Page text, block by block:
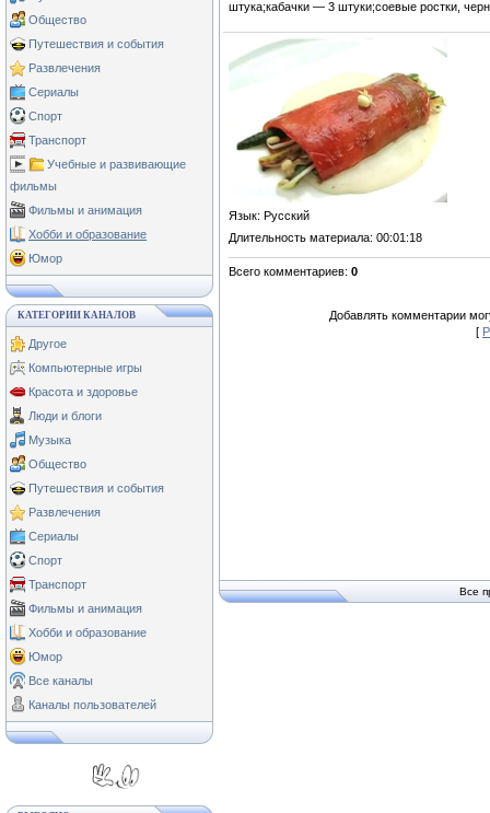
Общество
Путешествия и события
Развлечения
Сериалы
Спорт
Транспорт
Учебные и развивающие
фильмы
Фильмы и анимация
Хобби и образование
Юмор
КАТЕГОРИИ КАНАЛОВ
Другое
Компьютерные игры
Красота и здоровье
Люди и блоги
Музыка
Общество
Путешествия и события
Развлечения
Сериалы
Спорт
Транспорт
Фильмы и анимация
Хобби и образование
Юмор
Все каналы
Каналы пользователей
штука;кабачки — 3 штуки;соевые ростки,
Язык: Русский
Длительность материала: 00:01:18
Всего комментариев: 0
Добавлять комментарии
[
Все